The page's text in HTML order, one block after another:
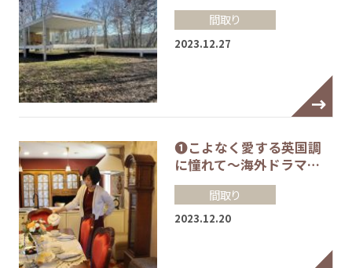
間取り
2023.12.27
❶こよなく愛する英国調
に憧れて～海外ドラマ…
間取り
2023.12.20